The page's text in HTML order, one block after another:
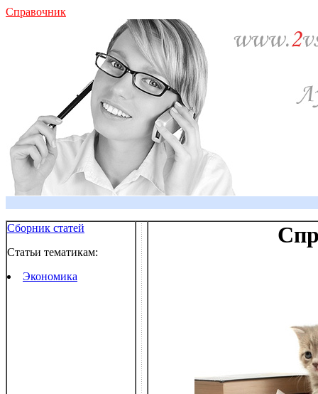
Справочник
Сборник статей
Статьи тематикам:
Экономика